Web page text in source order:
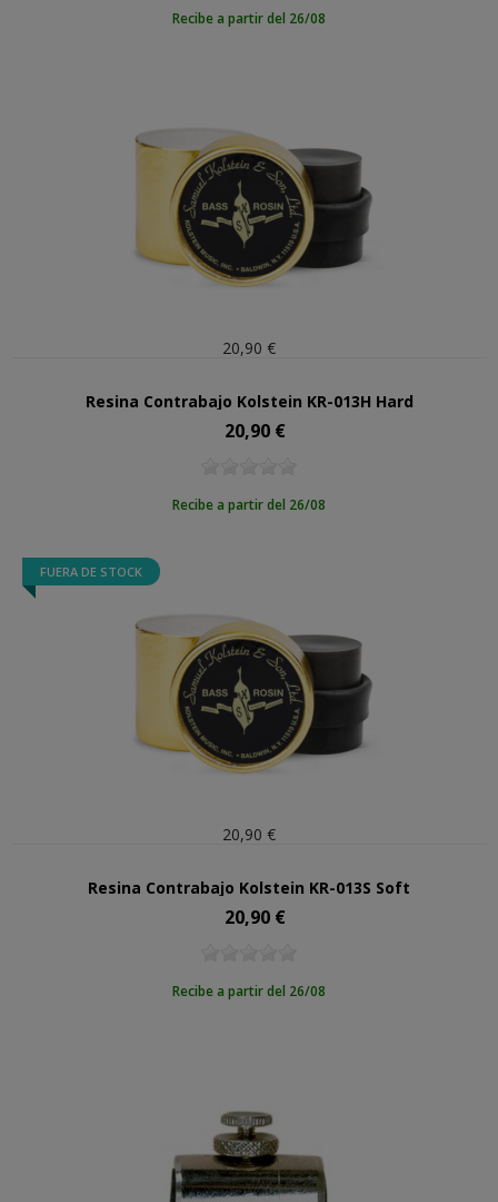
Recibe a partir del 26/08
20,90 €
Resina Contrabajo Kolstein KR-013H Hard
Precio
20,90 €
Recibe a partir del 26/08
FUERA DE STOCK
20,90 €
Resina Contrabajo Kolstein KR-013S Soft
Precio
20,90 €
Recibe a partir del 26/08